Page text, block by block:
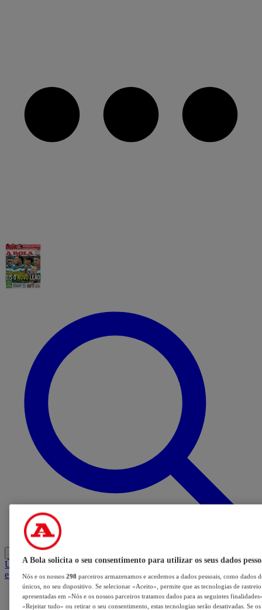
ÚltimasMercadoOpiniãoiGaming HubA BOLA SUGEREBarba
e Cabelo
A Bola solicita o seu consentimento para utilizar os seus dados
Nós e os nossos 298 parceiros armazenamos e acedemos a dados pessoais, como dados
únicos, no seu dispositivo. Se selecionar «Aceito», permite que as tecnologias de
apresentadas em «Nós e os nossos parceiros tratamos dados para as seguintes
«Rejeitar tudo» ou retirar o seu consentimento, estas tecnologias serão desativadas. Se